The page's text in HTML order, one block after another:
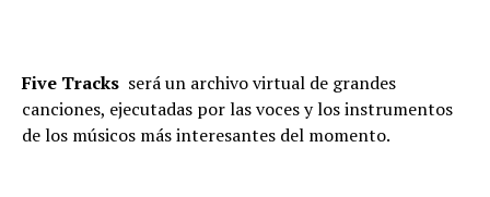
Five Tracks será un archivo virtual de grandes
canciones, ejecutadas por las voces y los instrumentos
de los músicos más interesantes del momento.